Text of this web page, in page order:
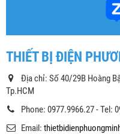
THIẾT BỊ ĐIỆN
Địa chỉ: Số 40/29B Hoàng
Tp.HCM
Phone: 0977.9966.27 - Tel:
Email: